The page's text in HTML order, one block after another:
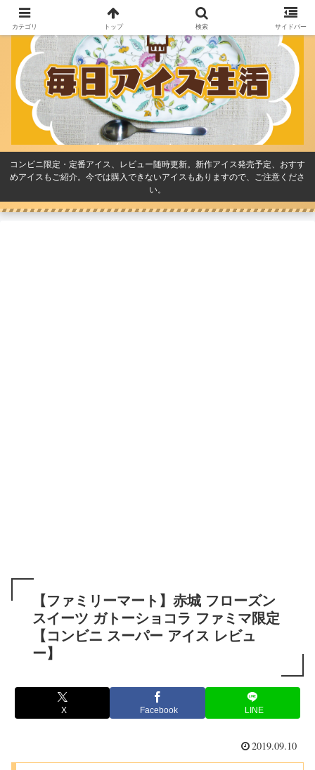
コンビニ限定・定番アイス、レビュー随時更新。新作アイス発売予定、おすす
めアイスもご紹介。今では購入できないアイスもありますので、ご注意くださ
い。
【ファミリーマート】赤城 フローズン
スイーツ ガトーショコラ ファミマ限定
【コンビニ スーパー アイス レビュ
ー】
X Facebook LINE
2019.09.10
カテゴリ トップ 検索 サイドバー